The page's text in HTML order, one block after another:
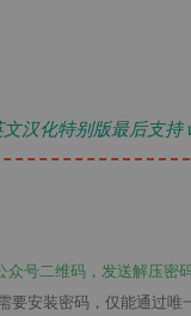
文汉化特别版最后支持
号二维码，发送解压密
要安装密码，仅能通过唯